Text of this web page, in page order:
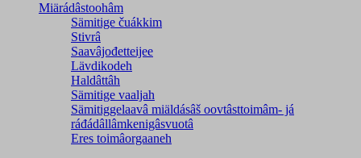
Miärádâstoohâm
Sämitige čuákkim
Stivrâ
Saavâjođetteijee
Lävdikodeh
Haldâttâh
Sämitige vaaljah
Sämitiggelaavâ miäldásâš oovtâsttoimâm- já
ráđádâllâmkenigâsvuotâ
Eres toimâorgaaneh